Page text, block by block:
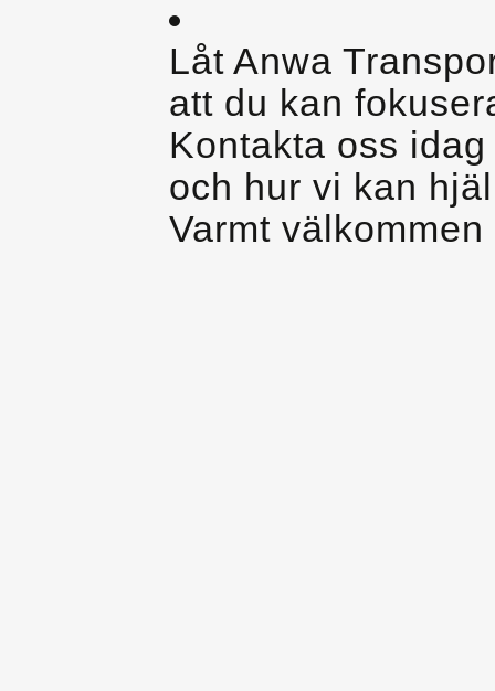
Låt Anwa
att du kan
Kontakta oss
och hur vi kan
Varmt